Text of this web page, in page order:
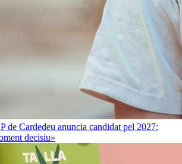
de Cardedeu anuncia candidat pel 2027:
decisiu»